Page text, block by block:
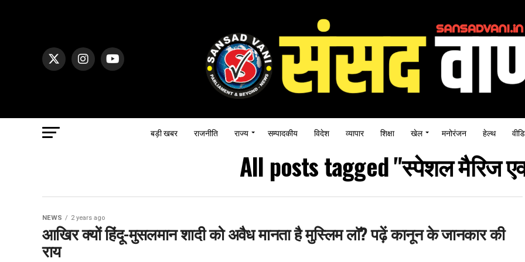
बड़ी खबर राजनीति राज्य सम्पादकीय विदेश व्यापार शिक्षा खेल मनोरंजन हेल्थ
All posts tagged "स्पेशल मैरिज
NEWS 2 years ago
आखिर क्यों हिंदू-मुसलमान शादी को अवैध मानता है मुस्लिम लॉ? पढ़ें कानून के जानकार की
राय